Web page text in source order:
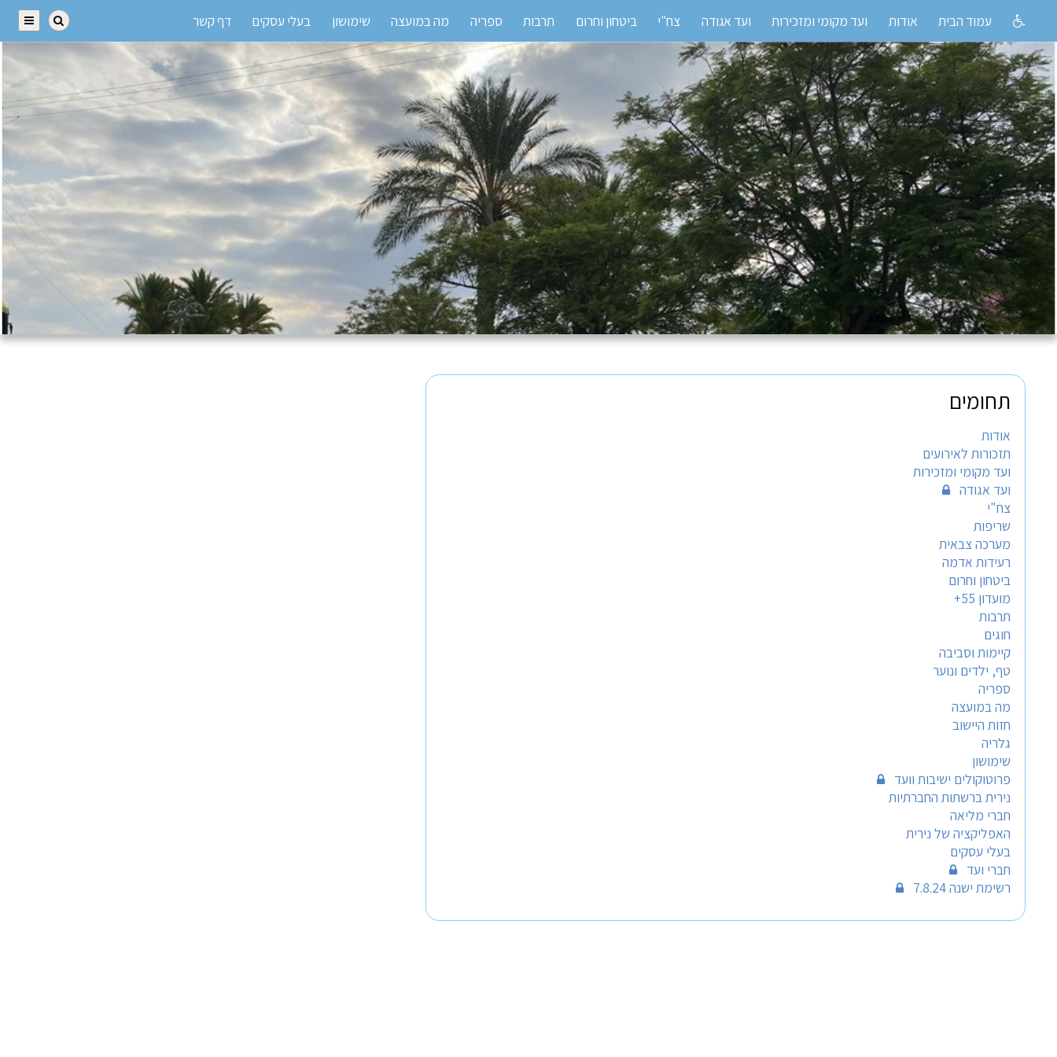
עמוד הבית אודות ועד מקומי ומזכירות ועד אגודה צח"י ביטחון וחרום תרבות ספריה מה במועצה שימושון בעלי עסקים דף קשר
תחומים
אודות
תזכורות לאירועים
ועד מקומי ומזכירות
ועד אגודה
צח"י
שריפות
מערכה צבאית
רעידות אדמה
ביטחון וחרום
מועדון 55+
תרבות
חוגים
קיימות וסביבה
טף, ילדים ונוער
ספריה
מה במועצה
חזות היישוב
גלריה
שימושון
פרוטוקולים ישיבות וועד
נירית ברשתות החברתיות
חברי מליאה
האפליקציה של נירית
בעלי עסקים
חברי ועד
רשימת ישנה 7.8.24